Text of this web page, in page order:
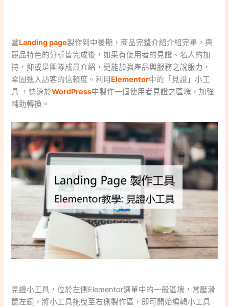
當Landing page製作到中後期，商品完整介紹介紹完畢，與
競品特色的分析皆完成後，如果有使用者的見證、名人的加
持，抑或是團隊成員介紹，更能加強產品與服務之說服力，
鞏固進入訪客的信賴度。利用 Elementor中的「見證」小工
具 ，快速於WordPress中製作一個使用者見證之區塊，加強
輔助轉換。
見證小工具，位於左側Elementor選單中的一般區塊，常壓滑
鼠左鍵，將小工具拖曳至右側製作區，即可開始編輯小工具